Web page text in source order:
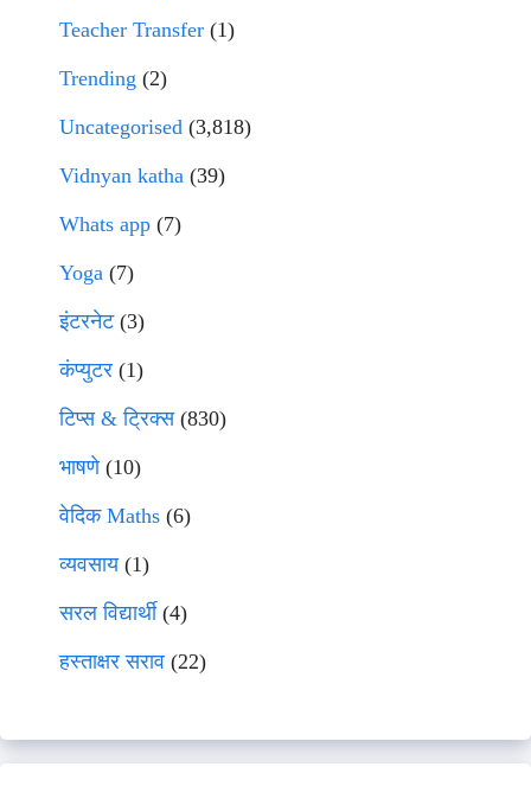
Teacher Transfer (1)
Trending (2)
Uncategorised (3,818)
Vidnyan katha (39)
Whats app (7)
Yoga (7)
इंटरनेट(3)
कंप्युटर (1)
टिप्स & ट्रिक्स(830)
भाषणे(10)
वेदिक Maths (6)
व्यवसाय(1)
सरल विद्यार्थी(4)
हस्ताक्षर सराव (22)